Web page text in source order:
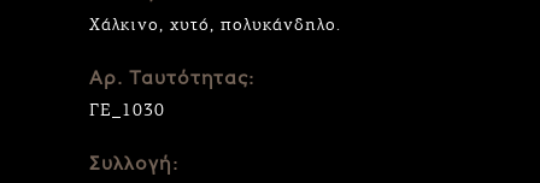
Χάλκινο, χυτό, πολυκάνδηλο.
Αρ. Ταυτότητας:
ΓΕ_1030
Συλλογή: